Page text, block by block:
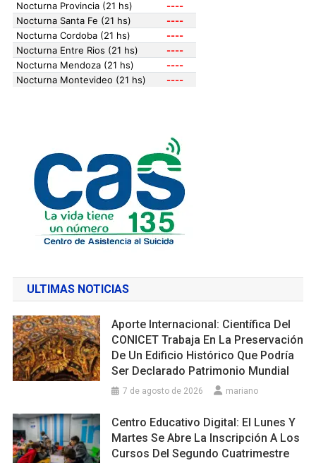
ULTIMAS NOTICIAS
Aporte Internacional: Científica Del
CONICET Trabaja En La Preservación
De Un Edificio Histórico Que Podría
Ser Declarado Patrimonio Mundial
7 de agosto de 2026 mariano
Centro Educativo Digital: El Lunes Y
Martes Se Abre La Inscripción A Los
Cursos Del Segundo Cuatrimestre